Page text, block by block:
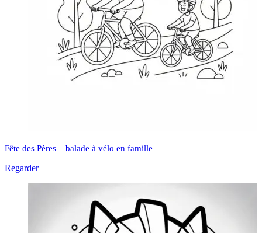
Fête des Pères – balade à vélo en famille
Regarder